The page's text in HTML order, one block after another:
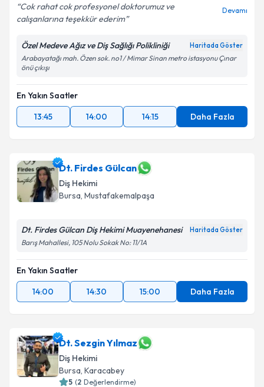
Cok rahat cok profesyonel doktorumuz ve
calışanlarına teşekkür ederim
Devamı
Özel Medeve Ağız ve Diş Sağlığı Polikliniği Haritada Göster
Arabayatağı mah. Özen sok. no1 / Mimar Sinan metro istasyonu Çınar
önü çıkışı
En Yakın Saatler
13:45
14:00 14:15 Daha Fazla
Dt. Firdes Gülcan
Diş Hekimi
Bursa, Mustafakemalpaşa
Dt. Firdes Gülcan Diş Hekimi Muayenehanesi Haritada Göster
Barış Mahallesi, 105 Nolu Sokak No: 11/1A
En Yakın Saatler
14:00
14:30 15:00 Daha Fazla
Dt. Sezgin Yılmaz
Diş Hekimi
Bursa, Karacabey
5 (2 Değerlendirme)